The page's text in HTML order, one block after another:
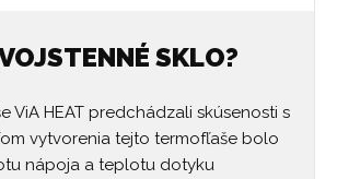
SKLO?
ViA HEAT predchádzali skúsenosti s
vytvorenia tejto termofľaše bolo
nápoja a teplotu dotyku